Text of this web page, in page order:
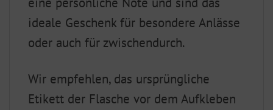
ideale Geschenk für besondere Anlässe
oder auch für zwischendurch.
Wir empfehlen, das ursprüngliche
Etikett der Flasche vor dem Aufkleben